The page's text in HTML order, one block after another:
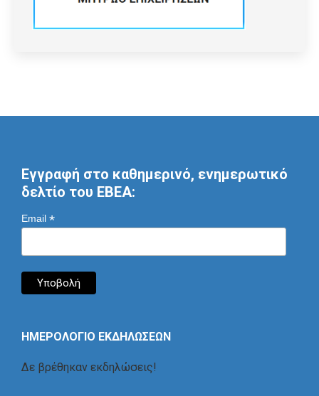
Εγγραφή στο καθημερινό, ενημερωτικό
δελτίο του ΕΒΕΑ:
Email *
ΗΜΕΡΟΛΟΓΙΟ ΕΚΔΗΛΩΣΕΩΝ
Δε βρέθηκαν εκδηλώσεις!